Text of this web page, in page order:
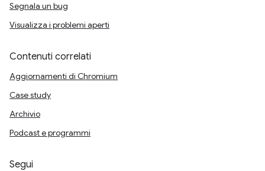
Segnala un bug
Visualizza i problemi aperti
Contenuti correlati
Aggiornamenti di Chromium
Case study
Archivio
Podcast e programmi
Segui